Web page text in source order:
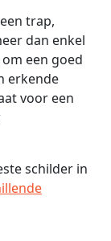
trap,
dan enkel
een goed
erkende
voor een
schilder in